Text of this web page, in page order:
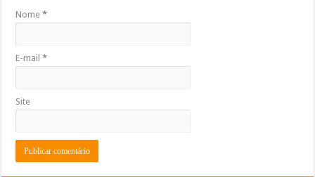
Nome*
E-mail*
Site